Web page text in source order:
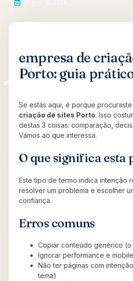
empresa de
Porto: guia
Se estás aqui, é porque procuraste
criação de sites Porto. Isso
destas 3 coisas: comparação,
Vamos ao que interessa.
O que significa esta
Este tipo de termo indica intenção
resolver um problema e escolher
confiança.
Erros comuns
Copiar conteúdo genérico
Ignorar performance e mobile
Não ter páginas com
tema)